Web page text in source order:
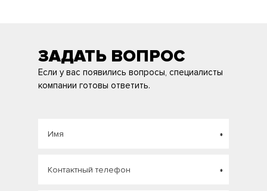
ЗАДАТЬ ВОПРОС
Если у вас появились вопросы, специалисты
компании готовы ответить.